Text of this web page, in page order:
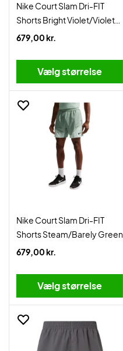
Nike Court Slam Dri-FIT
Shorts Bright Violet/Violet
Mist
679,00 kr.
Vælg størrelse
Nike Court Slam Dri-FIT
Shorts Steam/Barely Green
679,00 kr.
Vælg størrelse